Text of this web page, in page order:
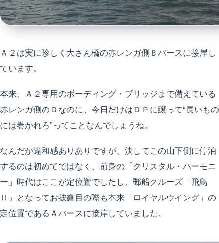
Ａ２は実に珍しく大さん橋の赤レンガ側Ｂバースに接岸し
ています。
本来、Ａ２専用のボーディング・ブリッジまで備えている
赤レンガ側のＤなのに、今日だけはＤＰに譲って“長いもの
には巻かれろ”ってことなんでしょうね。
なんだか違和感ありありですが、決してこの山下側に停泊
するのは初めてではなく、前身の「クリスタル・ハーモニ
ー」時代はここが定位置でしたし、郵船クルーズ「飛鳥
Ⅱ」となってお披露目の際も本来「ロイヤルウイング」の
定位置であるＡバースに接岸していました。